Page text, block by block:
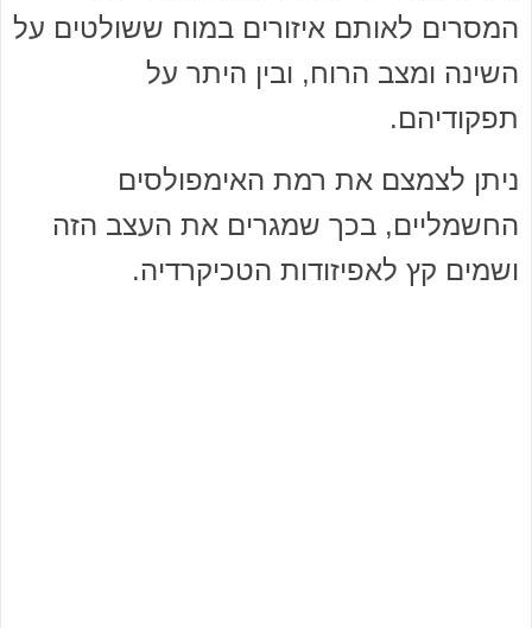
המסרים לאותם איזורים במוח ששולטים על
השינה ומצב הרוח, ובין היתר על
תפקודיהם.
ניתן לצמצם את רמת האימפולסים
החשמליים, בכך שמגרים את העצב הזה
ושמים קץ לאפיזודות הטכיקרדיה.